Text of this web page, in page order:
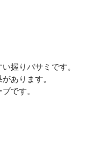
握りバサミです。
あります。
です。